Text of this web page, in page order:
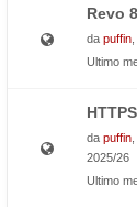
Revo
da puffin
Ultimo
da puffin
2025/26
Ultimo